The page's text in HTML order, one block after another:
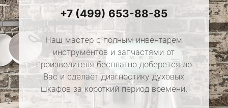
+7 (499) 653-88-85
Наш мастер с полным инвентарем
инструментов и запчастями от
производителя бесплатно доберется до
Вас и сделает диагностику духовых
шкафов за короткий период времени.